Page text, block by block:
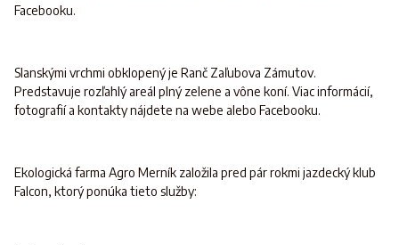
Facebooku.
Slanskými vrchmi obklopený je Ranč Zaľubova Zámutov.
Predstavuje rozľahlý areál plný zelene a vône koní. Viac informácií,
fotografií a kontakty nájdete na webe alebo Facebooku.
Ekologická farma Agro Merník založila pred pár rokmi jazdecký klub
Falcon, ktorý ponúka tieto služby: